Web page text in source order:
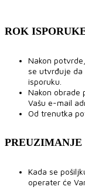
ROK
Nakon
se utvrđuje da
isporuku.
Nakon obrade
Vašu e-mail
Od trenutka
PREUZIMANJE
Kada se
operater će